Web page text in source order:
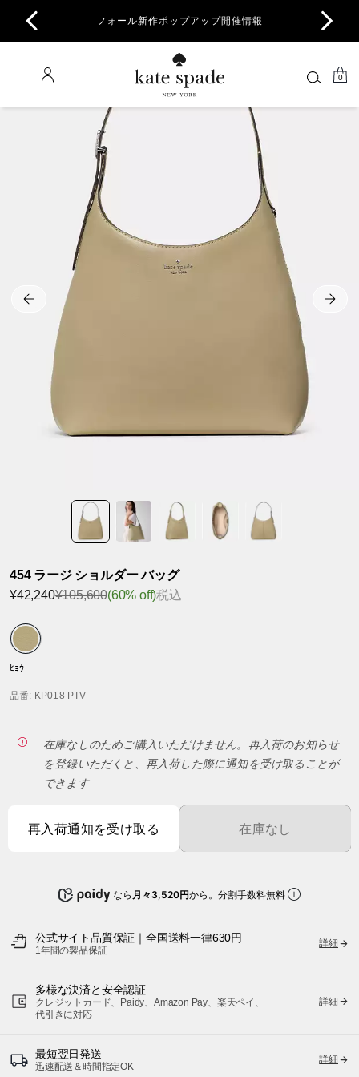
フォール新作ポップアップ開催情報
0
454 ラージ ショルダー バッグ
¥42,240¥105,600(60% off)税込
ﾋｮｳ
品番: KP018 PTV
在庫なしのためご購入いただけません。再入荷のお知らせ
を登録いただくと、再入荷した際に通知を受け取ることが
できます
在庫なし
再入荷通知を受け取る
なら 月々3,520円から。分割手数料無料
公式サイト品質保証｜全国送料一律630円
1年間の製品保証
詳細
多様な決済と安全認証
クレジットカード、Paidy、Amazon Pay、楽天ペイ、
代引きに対応
詳細
最短翌日発送
迅速配送＆時間指定OK
詳細